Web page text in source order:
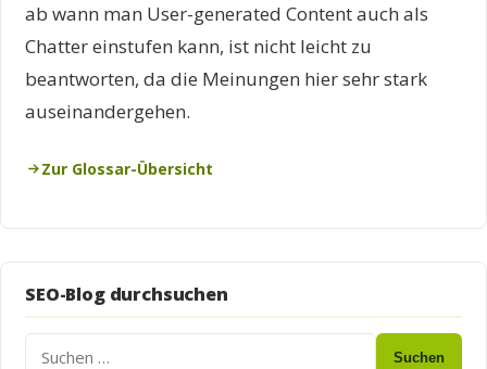
ab wann man User-generated Content auch als
Chatter einstufen kann, ist nicht leicht zu
beantworten, da die Meinungen hier sehr stark
auseinandergehen.
Zur Glossar-Übersicht
SEO-Blog durchsuchen
Suchen